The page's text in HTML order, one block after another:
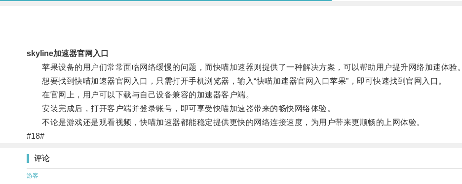
skyline加速器官网入口
苹果设备的用户们常常面临网络缓慢的问题，而快喵加速器则提供了一种解决方案，可以帮助用户提升网络加速体验。
想要找到快喵加速器官网入口，只需打开手机浏览器，输入“快喵加速器官网入口苹果”，即可快速找到官网入口。
在官网上，用户可以下载与自己设备兼容的加速器客户端。
安装完成后，打开客户端并登录账号，即可享受快喵加速器带来的畅快网络体验。
不论是游戏还是观看视频，快喵加速器都能稳定提供更快的网络连接速度，为用户带来更顺畅的上网体验。
#18#
评论
游客